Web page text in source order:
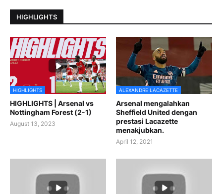
HIGHLIGHTS
HIGHLIGHTS
HIGHLIGHTS | Arsenal vs
Nottingham Forest (2-1)
August 13, 2023
ALEXANDRE LACAZETTE
Arsenal mengalahkan
Sheffield United dengan
prestasi Lacazette
menakjubkan.
April 12, 2021